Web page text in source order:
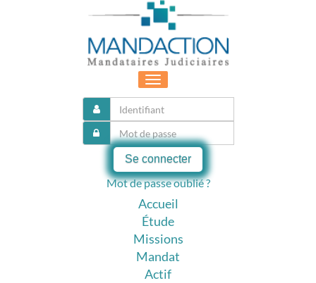
Toggle
navigation
Se connecter
Mot de passe oublié ?
Accueil
Étude
Missions
Mandat
Actif